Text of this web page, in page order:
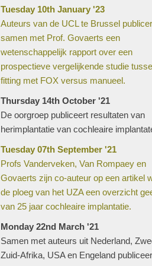
Tuesday 10th January '23
Auteurs van de UCL te Brussel
samen met Prof. Govaerts een
wetenschappelijk rapport over een
prospectieve vergelijkende studie
fitting met FOX versus manueel.
Thursday 14th October '21
De oorgroep publiceert resultaten van
herimplantatie van cochleaire
Tuesday 07th September '21
Profs Vanderveken, Van Rompaey en
Govaerts zijn co-auteur op een artikel
de ploeg van het UZA een overzicht
van 25 jaar cochleaire implantatie.
Monday 22nd March '21
Samen met auteurs uit Nederland,
Zuid-Afrika, USA en Engeland